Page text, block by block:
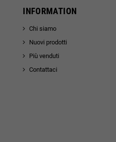
INFORMATION
Chi siamo
Nuovi prodotti
Più venduti
Contattaci